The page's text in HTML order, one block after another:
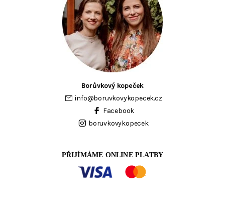
Borůvkový kopeček
info@boruvkovykopecek.cz
Facebook
boruvkovykopecek
PŘIJÍMÁME ONLINE PLATBY